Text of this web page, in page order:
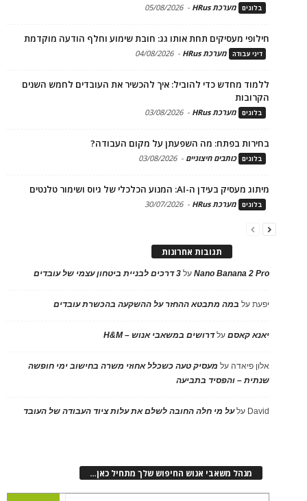
בלוגים מערכת HRus -
05/08/2026
חילופי מעסיקים תחת אותו גג: חובת שימוע וחלף הודעה מוקדמת
דיני עבודה מערכת HRus -
04/08/2026
ללמוד מחדש כדי להוביל: איך להכשיר את העובדים לחמש השנים
הקרובות
בלוגים מערכת HRus -
03/08/2026
בחירות בפתח: מה השפעתן על מקום העבודה?
בלוגים כותבים חיצוניים -
03/08/2026
מיתוג מעסיק בעידן ה-AI: המנוע הכלכלי של גיוס ושימור טלנטים
בלוגים מערכת HRus -
30/07/2026
תגובות אחרונות
Nano Banana 2 Proעל 3 דרכים לבניית ביטחון עצמי של עובדים
יפעתעל במה מתבטא ההחזר על ההשקעה בהכשרת עובדים
יאנא קאסםעלדרושים במשאבי אנוש – H&M
אלון פיאדה על מעסיק טעה כשכלל אחוזי משרה בחישוב ימי חופשה
שנתית – והפסיד בתביעה
David עלעל מי חלה החובה לשלם את עלות ציוד העבודה של העובד
מנהל משאבי אנוש החיפוש שלך מתחיל כאן…